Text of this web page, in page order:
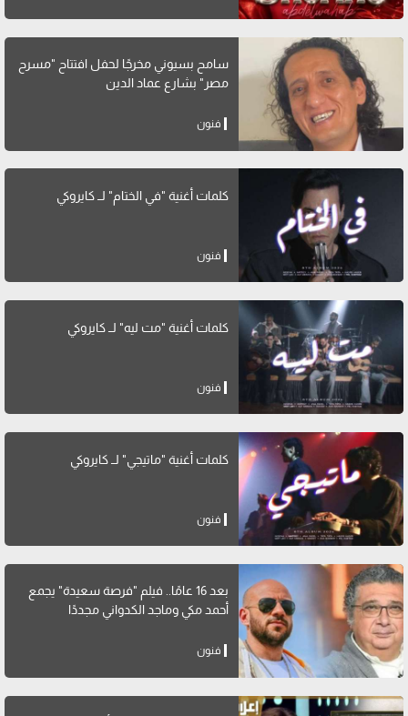
سامح بسيوني مخرجًا لحفل افتتاح "مسرح
مصر" بشارع عماد الدين
فنون
كلمات أغنية "في الختام" لــ كايروكي
فنون
كلمات أغنية "مت ليه" لــ كايروكي
فنون
كلمات أغنية "ماتيجي" لــ كايروكي
فنون
بعد 16 عامًا.. فيلم "فرصة سعيدة" يجمع
أحمد مكي وماجد الكدواني مجددًا
فنون